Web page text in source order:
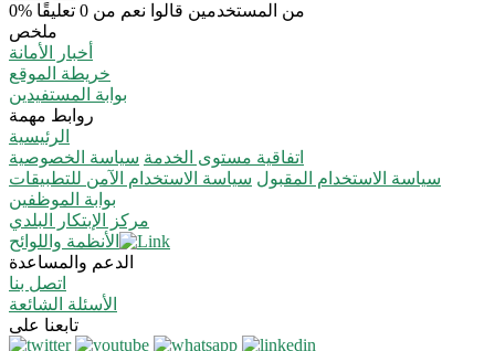
0% من المستخدمين قالوا نعم من 0 تعليقًا
ملخص
أخبار الأمانة
خريطة الموقع
بوابة المستفيدين
روابط مهمة
الرئيسية
سياسة الخصوصية اتفاقية مستوى الخدمة
سياسة الاستخدام الآمن للتطبيقات سياسة الاستخدام المقبول
بوابة الموظفين
مركز الإبتكار البلدي
الأنظمة واللوائح
الدعم والمساعدة
اتصل بنا
الأسئلة الشائعة
تابعنا على